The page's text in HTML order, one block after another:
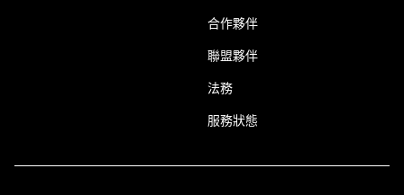
合作夥伴
聯盟夥伴
法務
服務狀態